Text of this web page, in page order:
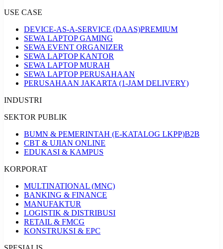
USE CASE
DEVICE-AS-A-SERVICE (DAAS)PREMIUM
SEWA LAPTOP GAMING
SEWA EVENT ORGANIZER
SEWA LAPTOP KANTOR
SEWA LAPTOP MURAH
SEWA LAPTOP PERUSAHAAN
PERUSAHAAN JAKARTA (1-JAM DELIVERY)
INDUSTRI
SEKTOR PUBLIK
BUMN & PEMERINTAH (E-KATALOG LKPP)B2B
CBT & UJIAN ONLINE
EDUKASI & KAMPUS
KORPORAT
MULTINATIONAL (MNC)
BANKING & FINANCE
MANUFAKTUR
LOGISTIK & DISTRIBUSI
RETAIL & FMCG
KONSTRUKSI & EPC